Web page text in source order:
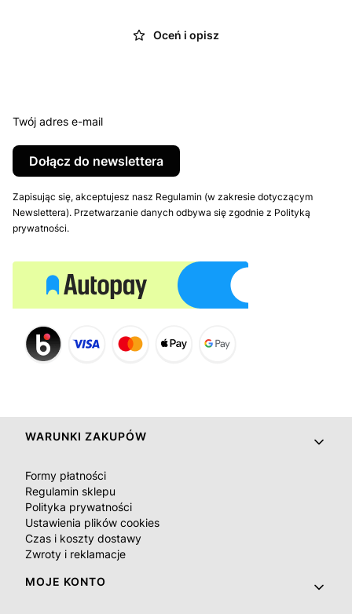
Oceń i opisz
Twój adres e-mail
Dołącz do newslettera
Zapisując się, akceptujesz nasz Regulamin (w zakresie dotyczącym
Newslettera). Przetwarzanie danych odbywa się zgodnie z Polityką
prywatności.
Linki w stopce
WARUNKI ZAKUPÓW
Formy płatności
Regulamin sklepu
Polityka prywatności
Ustawienia plików cookies
Czas i koszty dostawy
Zwroty i reklamacje
MOJE KONTO